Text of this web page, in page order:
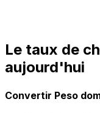
Le taux de
aujourd'hui
Convertir Peso